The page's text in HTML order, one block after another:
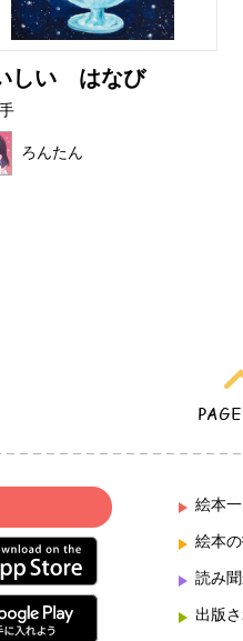
しい はなび
ろんたん
絵本
絵本
読み
出版